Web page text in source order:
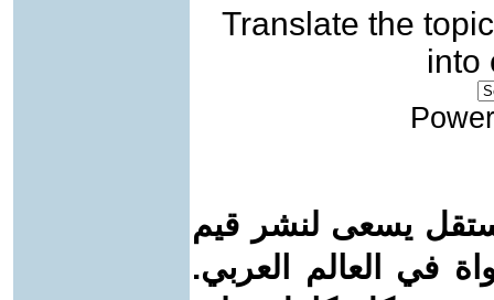
Translate the topic
into
يسعى لنشر قيم
في العالم العربي.